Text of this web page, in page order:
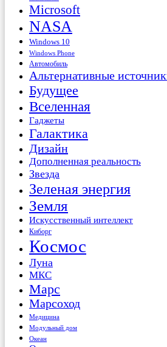
Microsoft
NASA
Windows 10
Windows Phone
Автомобиль
Альтернативные
Будущее
Вселенная
Гаджеты
Галактика
Дизайн
Дополненная реальность
Звезда
Зеленая энергия
Земля
Искусственный интеллект
Киборг
Космос
Луна
МКС
Марс
Марсоход
Медицина
Модульный дом
Океан